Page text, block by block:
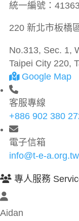
統一編號：
220 新北市板橋
No.313, Sec. 1,
Taipei City 220,
Google Map
客服專線
+886 902 380
電子信箱
info@t-e-a.org.tw
專人服務
Aidan